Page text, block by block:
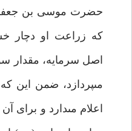
حضرت موسى بن
كه زراعت او دچار
اصل سرمايه، مقدار
مى‏پردازد، ضمن اين
اعلام مى‏دارد و براى